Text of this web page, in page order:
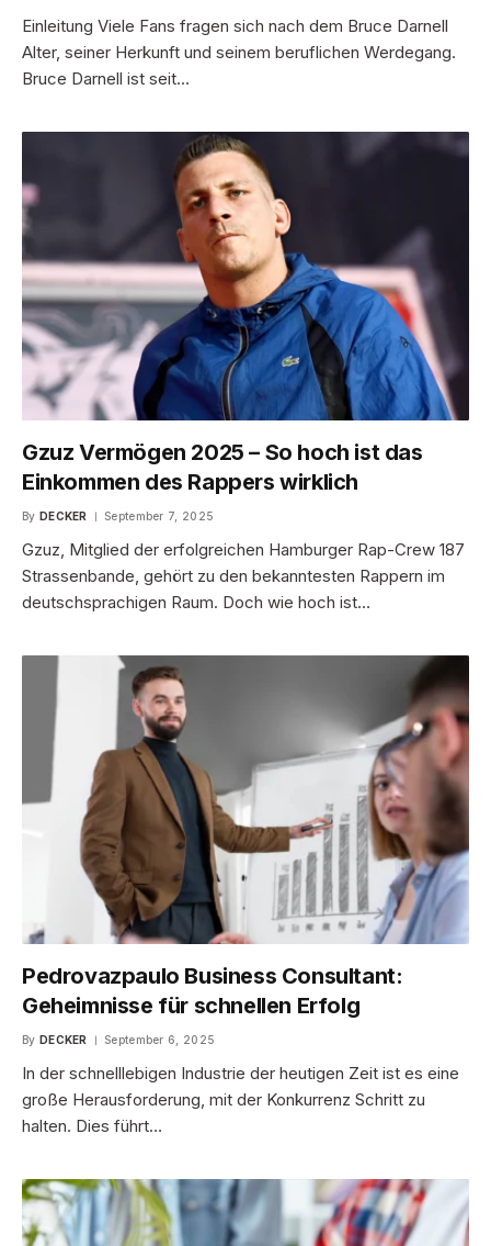
Einleitung Viele Fans fragen sich nach dem Bruce Darnell
Alter, seiner Herkunft und seinem beruflichen Werdegang.
Bruce Darnell ist seit…
Gzuz Vermögen 2025 – So hoch ist das
Einkommen des Rappers wirklich
By DECKER September 7, 2025
Gzuz, Mitglied der erfolgreichen Hamburger Rap-Crew 187
Strassenbande, gehört zu den bekanntesten Rappern im
deutschsprachigen Raum. Doch wie hoch ist…
Pedrovazpaulo Business Consultant:
Geheimnisse für schnellen Erfolg
By DECKER September 6, 2025
In der schnelllebigen Industrie der heutigen Zeit ist es eine
große Herausforderung, mit der Konkurrenz Schritt zu
halten. Dies führt…